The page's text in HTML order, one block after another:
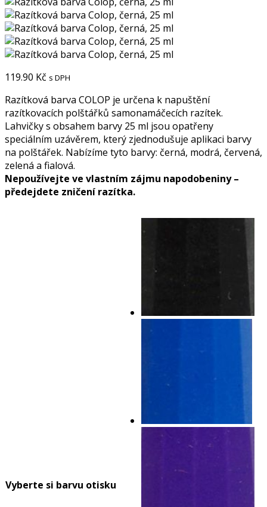
119.90 Kč s DPH
Razítková barva COLOP je určena k napuštění
razítkovacích polštářků samonamáčecích razítek.
Lahvičky s obsahem barvy 25 ml jsou opatřeny
speciálním uzávěrem, který zjednodušuje aplikaci barvy
na polštářek. Nabízíme tyto barvy: černá, modrá, červená,
zelená a fialová.
Nepoužívejte ve vlastním zájmu napodobeniny –
předejdete zničení razítka.
Vyberte si barvu otisku